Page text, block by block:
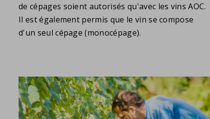
de cépages soient autorisés qu'avec les vins AOC.
Il est également permis que le vin se compose
d'un seul cépage (monocépage).